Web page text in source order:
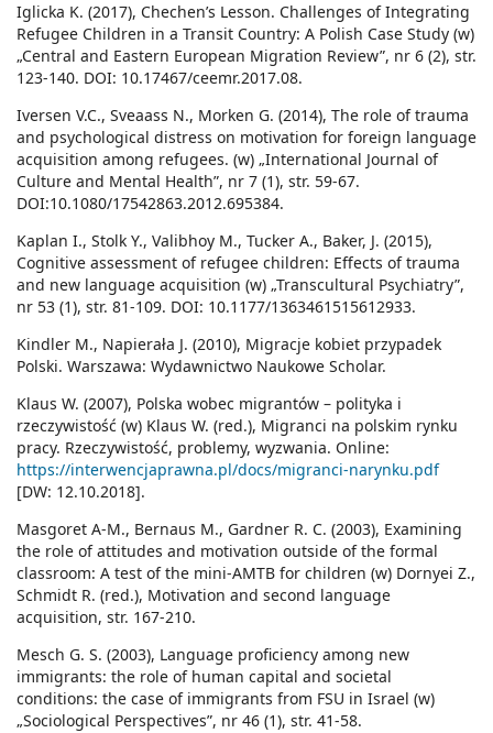
Iglicka K. (2017), Chechen’s Lesson. Challenges of Integrating
Refugee Children in a Transit Country: A Polish Case Study (w)
„Central and Eastern European Migration Review”, nr 6 (2), str.
123-140. DOI: 10.17467/ceemr.2017.08.
Iversen V.C., Sveaass N., Morken G. (2014), The role of trauma
and psychological distress on motivation for foreign language
acquisition among refugees. (w) „International Journal of
Culture and Mental Health”, nr 7 (1), str. 59-67.
DOI:10.1080/17542863.2012.695384.
Kaplan I., Stolk Y., Valibhoy M., Tucker A., Baker, J. (2015),
Cognitive assessment of refugee children: Effects of trauma
and new language acquisition (w) „Transcultural Psychiatry”,
nr 53 (1), str. 81-109. DOI: 10.1177/1363461515612933.
Kindler M., Napierała J. (2010), Migracje kobiet przypadek
Polski. Warszawa: Wydawnictwo Naukowe Scholar.
Klaus W. (2007), Polska wobec migrantów – polityka i
rzeczywistość (w) Klaus W. (red.), Migranci na polskim rynku
pracy. Rzeczywistość, problemy, wyzwania. Online:
https://interwencjaprawna.pl/docs/migranci-narynku.pdf
[DW: 12.10.2018].
Masgoret A-M., Bernaus M., Gardner R. C. (2003), Examining
the role of attitudes and motivation outside of the formal
classroom: A test of the mini-AMTB for children (w) Dornyei Z.,
Schmidt R. (red.), Motivation and second language
acquisition, str. 167-210.
Mesch G. S. (2003), Language proficiency among new
immigrants: the role of human capital and societal
conditions: the case of immigrants from FSU in Israel (w)
„Sociological Perspectives”, nr 46 (1), str. 41-58.